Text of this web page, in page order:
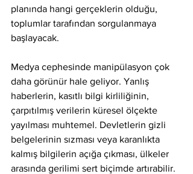
planında hangi gerçeklerin olduğu,
toplumlar tarafından sorgulanmaya
başlayacak.
Medya cephesinde manipülasyon çok
daha görünür hale geliyor. Yanlış
haberlerin, kasıtlı bilgi kirliliğinin,
çarpıtılmış verilerin küresel ölçekte
yayılması muhtemel. Devletlerin gizli
belgelerinin sızması veya karanlıkta
kalmış bilgilerin açığa çıkması, ülkeler
arasında gerilimi sert biçimde artırabilir.